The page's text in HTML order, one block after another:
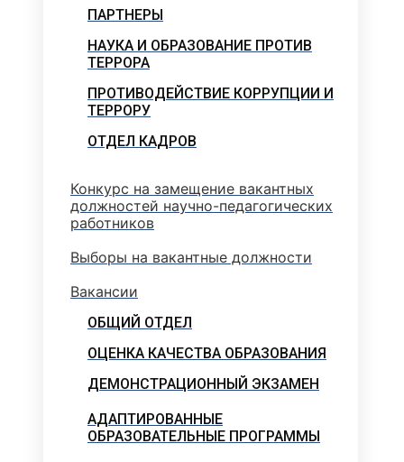
ПАРТНЕРЫ
НАУКА И ОБРАЗОВАНИЕ ПРОТИВ
ТЕРРОРА
ПРОТИВОДЕЙСТВИЕ КОРРУПЦИИ И
ТЕРРОРУ
ОТДЕЛ КАДРОВ
Конкурс на замещение вакантных
должностей научно-педагогических
работников
Выборы на вакантные должности
Вакансии
ОБЩИЙ ОТДЕЛ
ОЦЕНКА КАЧЕСТВА ОБРАЗОВАНИЯ
ДЕМОНСТРАЦИОННЫЙ ЭКЗАМЕН
АДАПТИРОВАННЫЕ
ОБРАЗОВАТЕЛЬНЫЕ ПРОГРАММЫ